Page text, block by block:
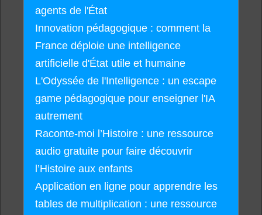
agents de l'État
Innovation pédagogique : comment la
France déploie une intelligence
artificielle d'État utile et humaine
L'Odyssée de l'Intelligence : un escape
game pédagogique pour enseigner l'IA
autrement
Raconte-moi l’Histoire : une ressource
audio gratuite pour faire découvrir
l’Histoire aux enfants
Application en ligne pour apprendre les
tables de multiplication : une ressource